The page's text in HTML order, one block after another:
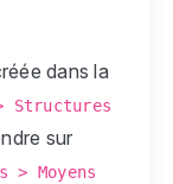
dans la
Structures
sur
> Moyens